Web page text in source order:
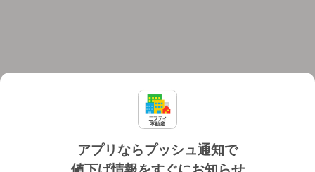
アプリならプッシュ通知で